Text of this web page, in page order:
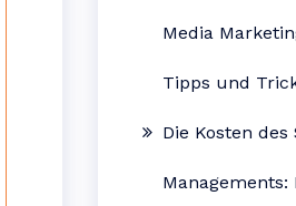
Media
Tipps und
Die Kosten des